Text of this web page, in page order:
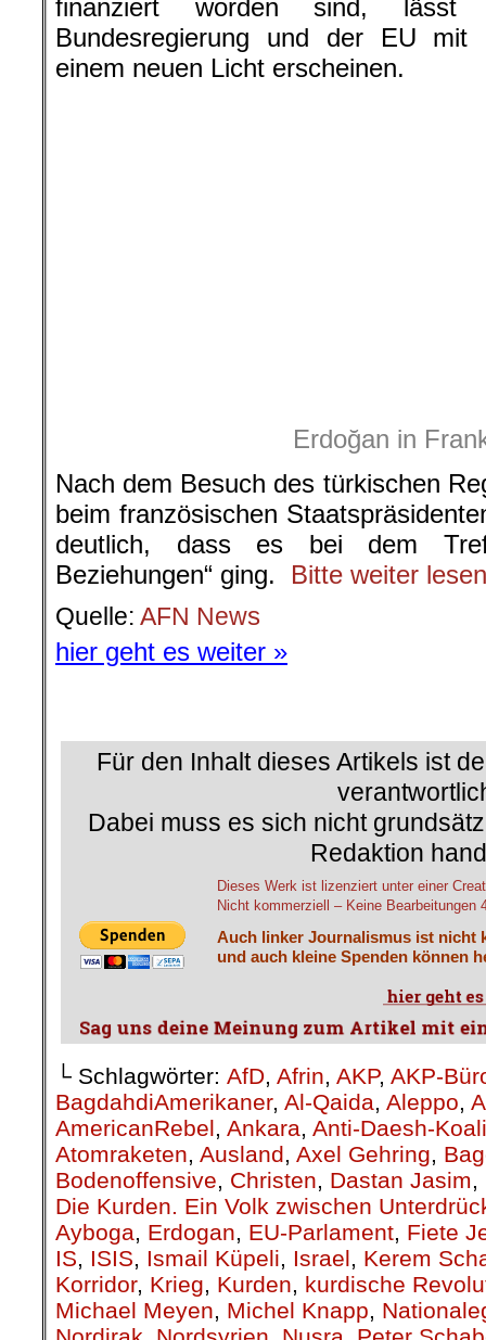
beim französischen
deutlich, dass es bei dem
Auch linker Journalismus ist nicht
└ Schlagwörter: AfD
BagdahdiAmerikaner,Al-Qaida
Bodenoffensive,Christen,Dastan Jasim,
Die Kurden. Ein Volk zwischen
EU-Parlament,Fiete
,ISIS,Ismail Küpeli,Israel,Kerem
kurdische
Michel Knapp,
Nordsyrien,Nusra,Peter
Renate Block
Rosa Hêlîn Burç
Saudi-Arabien
Soldaten,Sozialismus
Sykes-Picot-
Trunp,
amerikanische Truppen ,USA,
Yeziden,Yezidinnen,YPG,YPG/YPJ
Nov.
06
on6. November 2018
Veröffentlicht In:Allgemein
Verein Fulda stellt sich quer e.V.
Gedenken an die
1938
Presseerklärung vom